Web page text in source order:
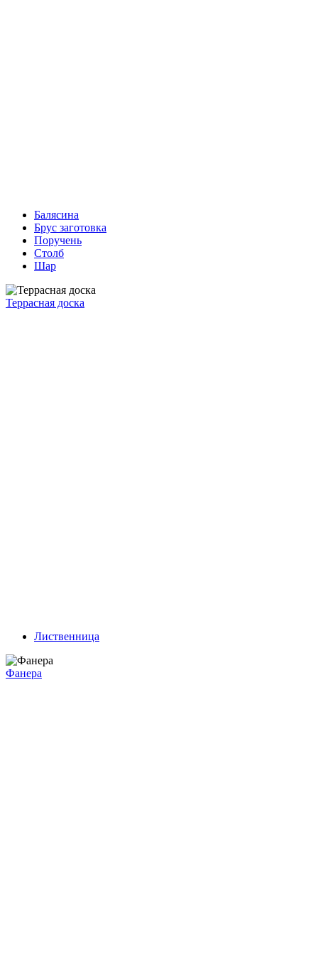
Балясина
Брус заготовка
Поручень
Столб
Шар
Террасная доска
Лиственница
Фанера